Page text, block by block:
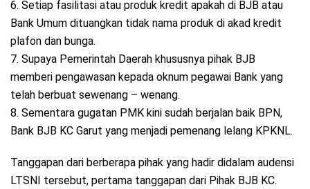
6. Setiap fasilitasi atau produk kredit apakah di BJB atau
Bank Umum dituangkan tidak nama produk di akad kredit
plafon dan bunga.
7. Supaya Pemerintah Daerah khususnya pihak BJB
memberi pengawasan kepada oknum pegawai Bank yang
telah berbuat sewenang – wenang.
8. Sementara gugatan PMK kini sudah berjalan baik BPN,
Bank BJB KC Garut yang menjadi pemenang lelang KPKNL.
Tanggapan dari berberapa pihak yang hadir didalam audensi
LTSNI tersebut, pertama tanggapan dari Pihak BJB KC.